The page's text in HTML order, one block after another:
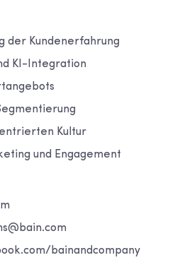
der Kundenerfahrung
KI-Integration
Kultur
und Engagement
bainandcompany